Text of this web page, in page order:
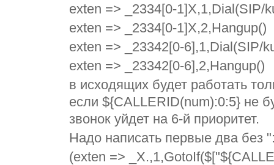
exten => _2334[0-1]X,1,Dial(SIP/
exten => _2334[0-1]X,2,Hangup()
exten => _23342[0-6],1,Dial(SIP/
exten => _23342[0-6],2,Hangup()
в исходящих будет работать
если ${CALLERID(num):0:5} не
звонок уйдет на 6-й приоритет.
Надо написать первые два без
(exten =>